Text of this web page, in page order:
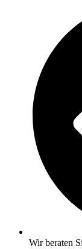
Wir beraten